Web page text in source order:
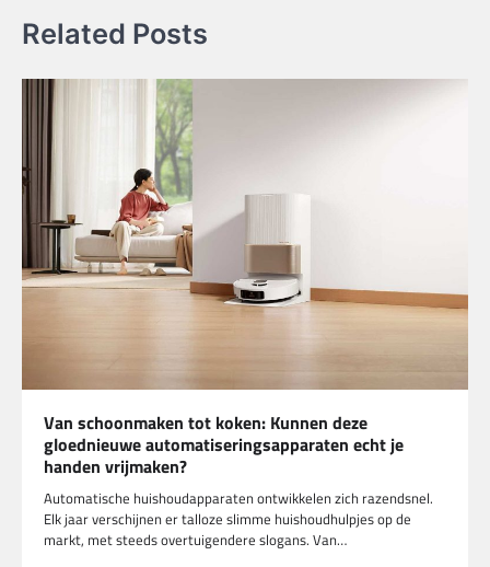
Related Posts
Van schoonmaken tot koken: Kunnen deze
gloednieuwe automatiseringsapparaten echt je
handen vrijmaken?
Automatische huishoudapparaten ontwikkelen zich razendsnel.
Elk jaar verschijnen er talloze slimme huishoudhulpjes op de
markt, met steeds overtuigendere slogans. Van…